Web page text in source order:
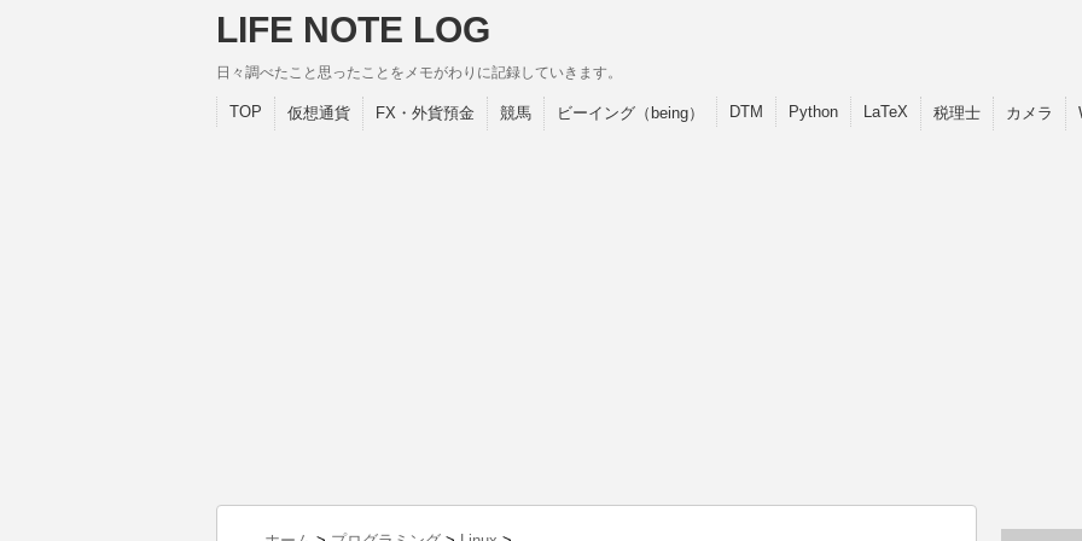
LIFE NOTE LOG
日々調べたこと思ったことをメモがわりに記録していきます。
TOP 仮想通貨 FX・外貨預金 競馬 ビーイング（being） DTM Python LaTeX 税理士 カメラ